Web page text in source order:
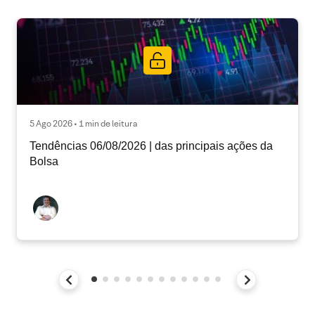
5 Ago 2026 • 1 min de leitura
Tendências 06/08/2026 | das principais ações da
Bolsa